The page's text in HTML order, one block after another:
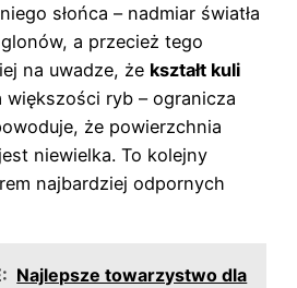
słońca – nadmiar światła
a przecież tego
na uwadze, że kształt kuli
większości ryb – ogranicza
że powierzchnia
niewielka. To kolejny
najbardziej odpornych
Najlepsze towarzystwo dla